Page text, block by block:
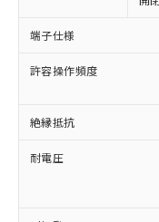
端子仕様
許容操作頻度
絶縁抵抗
耐電圧
(税抜)
当社制
本サー
ことを
在庫状
記載し
タに基
覧され
準価格
非該当品：ラ
害物質有無
仕入先様の事
いたものが
むを得ず変
鉛(Pb) 1000ppm
六価クロム
類(PBB)
(PBDE)
「○」：最大
基準値以下で
「×」：最大
基準値を超
「－」：未
い合わせくだ
*中国RoHS10物
Pb(鉛)
Cr(Ⅵ)(六価クロ
当社は
為替お
（以下
国政府
可)を取